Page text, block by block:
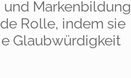
Markenbildung
Rolle, indem sie
Glaubwürdigkeit